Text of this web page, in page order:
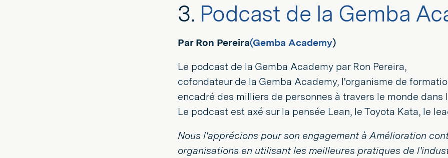
3. Podcast de la Gemba
Par Ron Pereira(Gemba Academy)
Le podcast de la Gemba Academy par Ron Pereira,
cofondateur de la Gemba Academy, l'organisme de
encadré des milliers de personnes à travers le monde
Le podcast est axé sur la pensée Lean, le Toyota Kata, le
Nous l'apprécions pour son engagement à Amélioration
organisations en utilisant les meilleures pratiques de